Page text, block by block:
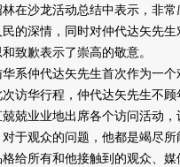
在沙龙活动总结中表示，非
的深情，同时对仲代达矢先生
致歉表示了崇高的敬意。
仲代达矢先生首次作为一个
访华行程，仲代达矢先生不
兢业业地出席各个访问活动
于观众的问题，他都是竭尽
给所有和他接触到的观众、